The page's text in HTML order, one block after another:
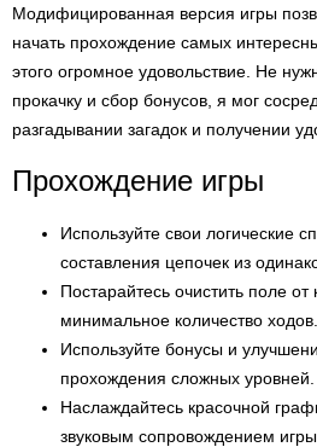
Модифицированная версия игры
начать прохождение самых
этого огромное удовольствие. Не
прокачку и сбор бонусов, я мог
разгадывании загадок и получении
Прохождение игры
Используйте свои логические
составления цепочек из
Постарайтесь очистить поле от
минимальное количество ходов.
Используйте бонусы и
прохождения сложных уровней.
Наслаждайтесь красочной
звуковым сопровождением игры.